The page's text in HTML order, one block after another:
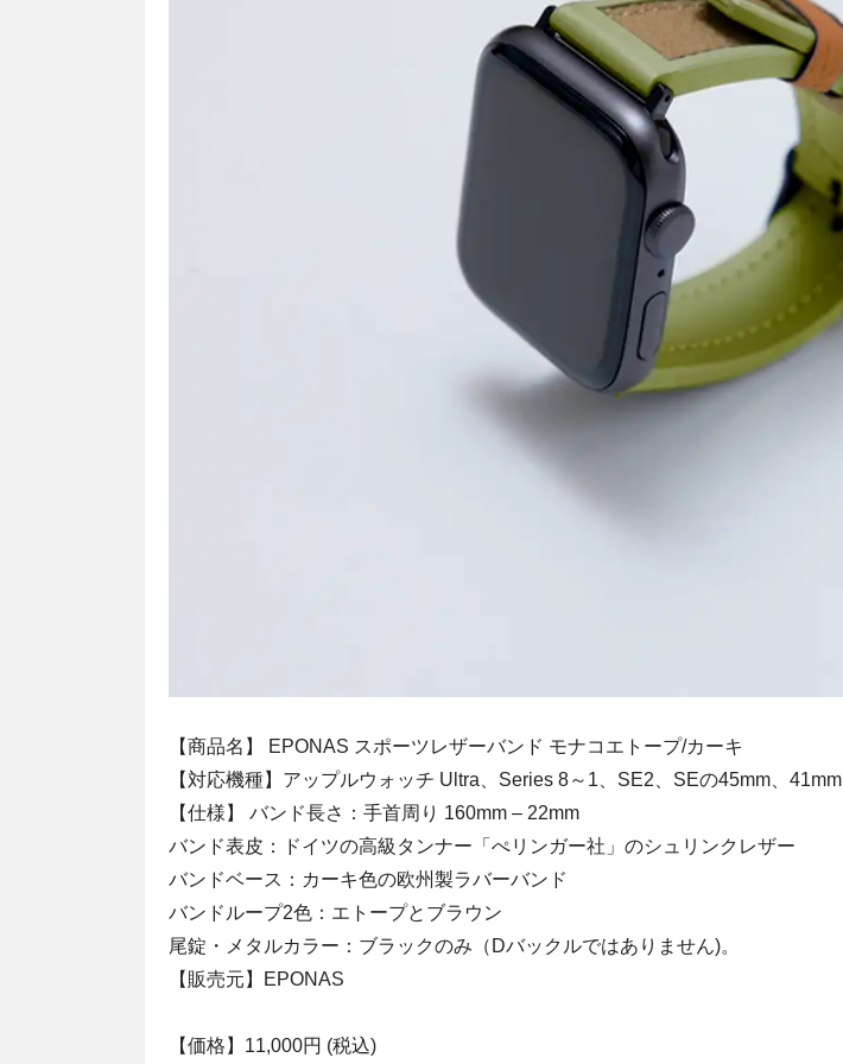
【商品名】 EPONAS スポーツレザーバンド モナコエトープ/カーキ
【対応機種】アップルウォッチ Ultra、Series 8～1、SE2、SEの45mm、41mm
【仕様】 バンド長さ：手首周り 160mm – 22mm
バンド表皮：ドイツの高級タンナー「ぺリンガー社」のシュリンクレザー
バンドベース：カーキ色の欧州製ラバーバンド
バンドループ2色：エトープとブラウン
尾錠・メタルカラー：ブラックのみ（Dバックルではありません)。
【販売元】EPONAS
【価格】11,000円 (税込)